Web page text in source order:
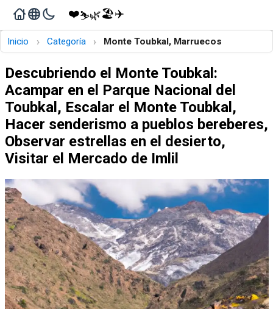
❤️⛷️🌿🏖️✈️
Inicio › Categoría › Monte Toubkal, Marruecos
Descubriendo el Monte Toubkal:
Acampar en el Parque Nacional del
Toubkal, Escalar el Monte Toubkal,
Hacer senderismo a pueblos bereberes,
Observar estrellas en el desierto,
Visitar el Mercado de Imlil